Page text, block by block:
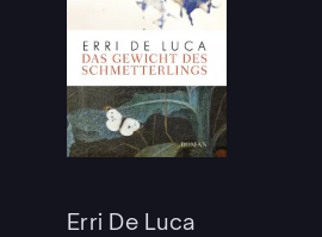
Erri De Luca